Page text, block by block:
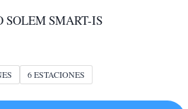
SOLEM SMART-IS
6 ESTACIONES